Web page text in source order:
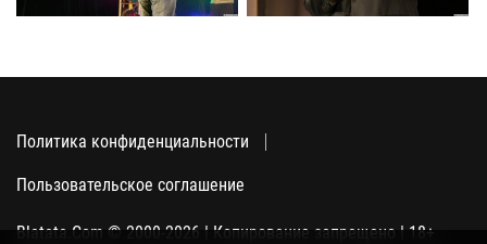
Политика конфиденциальности
Пользовательское соглашение
Blatata.Com © 2000-2026 | Копирование запрещено | 18+